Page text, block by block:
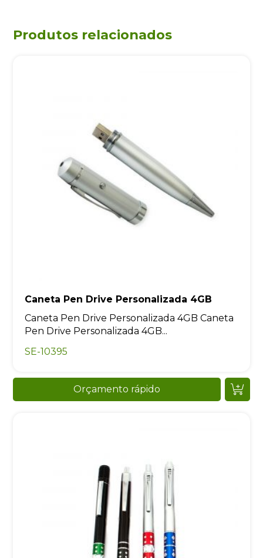
Produtos relacionados
Caneta Pen Drive Personalizada 4GB
Caneta Pen Drive Personalizada 4GB Caneta
Pen Drive Personalizada 4GB...
SE-10395
Orçamento rápido